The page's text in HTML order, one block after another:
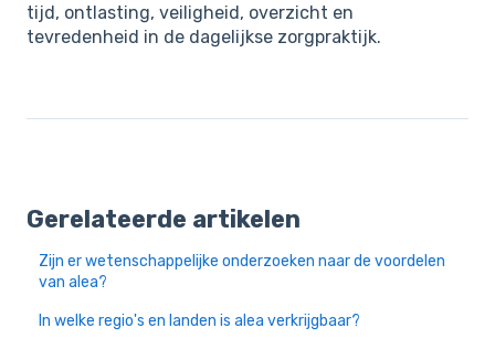
tijd, ontlasting, veiligheid, overzicht en
tevredenheid in de dagelijkse zorgpraktijk.
Gerelateerde artikelen
Zijn er wetenschappelijke onderzoeken naar de voordelen
van alea?
In welke regio's en landen is alea verkrijgbaar?